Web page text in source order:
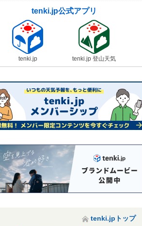
tenki.jp公式アプリ
tenki.jp tenki.jp 登山天気
tenki.jpトップ